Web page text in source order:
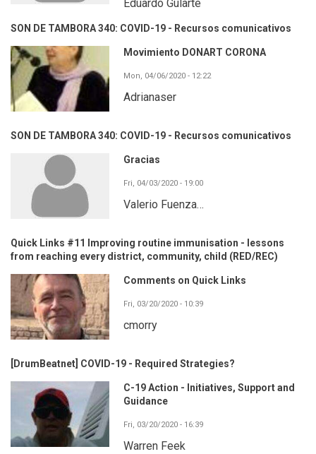
Eduardo Gularte
SON DE TAMBORA 340: COVID-19 - Recursos comunicativos
Movimiento DONART CORONA
Mon, 04/06/2020 - 12:22
Adrianaser
SON DE TAMBORA 340: COVID-19 - Recursos comunicativos
Gracias
Fri, 04/03/2020 - 19:00
Valerio Fuenza…
Quick Links #11 Improving routine immunisation - lessons
from reaching every district, community, child (RED/REC)
Comments on Quick Links
Fri, 03/20/2020 - 10:39
cmorry
[DrumBeatnet] COVID-19 - Required Strategies?
C-19 Action - Initiatives, Support and
Guidance
Fri, 03/20/2020 - 16:39
Warren Feek